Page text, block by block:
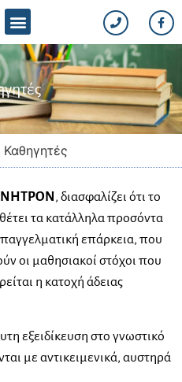
Καθηγητές
, διασφαλίζει ότι το
τα κατάλληλα προσόντα
επάρκεια, που
οι μαθησιακοί στόχοι που
η κατοχή άδειας
εξειδίκευση στο γνωστικό
με αντικειμενικά, αυστηρά